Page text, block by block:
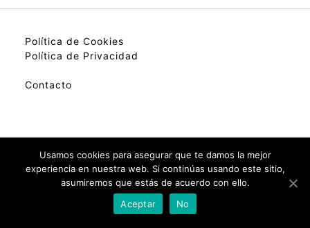
Política de Cookies
Política de Privacidad
Contacto
Usamos cookies para asegurar que te damos la mejor
experiencia en nuestra web. Si continúas usando este sitio,
asumiremos que estás de acuerdo con ello.
Aceptar
No
Check Availability(Disponibilidad)